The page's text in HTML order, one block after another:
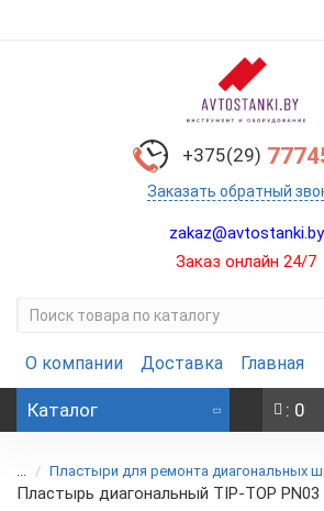
+375(29)
Заказать обратный
zakaz@avtostanki.by
Заказ онлайн 24/7
О компании Доставка Главная
Каталог : 0
... Пластыри для ремонта диагональных
Пластырь диагональный TIP-TOP